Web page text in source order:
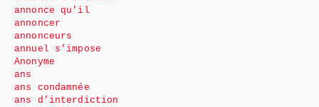
annonce qu’il
annoncer
annonceurs
annuel s’impose
Anonyme
ans
ans condamnée
ans d’interdiction